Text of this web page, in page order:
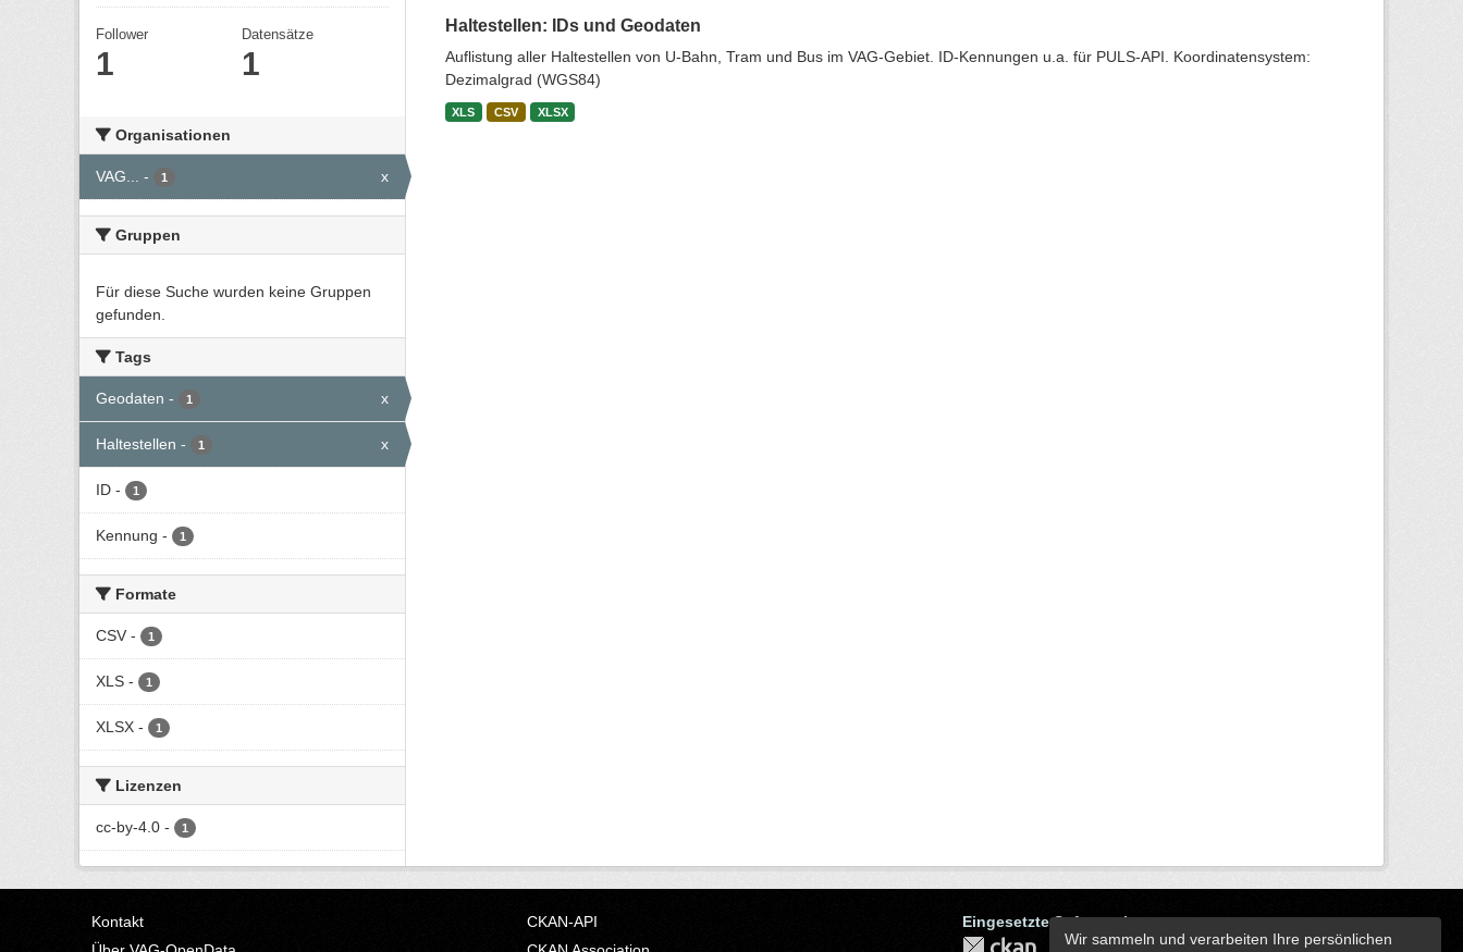
Follower
1
Datensätze
1
Organisationen
VAG... - 1 x
Gruppen
Für diese Suche wurden keine Gruppen
gefunden.
Tags
Geodaten - 1 x
Haltestellen - 1 x
ID - 1
Kennung - 1
Formate
CSV - 1
XLS - 1
XLSX - 1
Lizenzen
cc-by-4.0 - 1
Haltestellen: IDs und Geodaten
Auflistung aller Haltestellen von U-Bahn, Tram und Bus im VAG-Gebiet. ID-Kennungen u.a. für PULS-API. Koordinatensystem:
Dezimalgrad (WGS84)
XLS CSV XLSX
Kontakt
CKAN-API
Eingesetzte Software ist
Wir sammeln und verarbeiten Ihre persönlichen